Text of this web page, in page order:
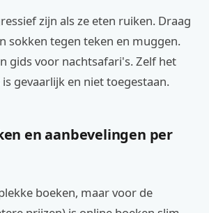
zijn als ze eten ruiken. Draag
sokken tegen teken en muggen.
gids voor nachtsafari's. Zelf het
gevaarlijk en niet toegestaan.
en aanbevelingen per
boeken, maar voor de